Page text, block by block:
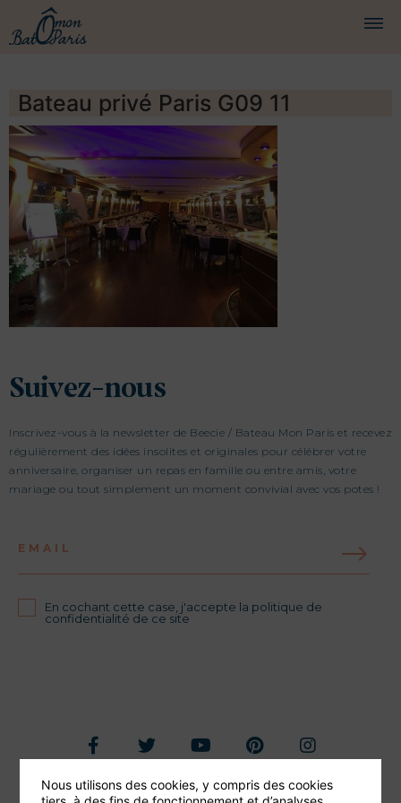
BATEAUX
CROISIÈRES
PRESTATIONS
ÉQUIPAGE
PRESSE
Bateau privé Paris G09 11
Suivez-nous
Inscrivez-vous à la newsletter de Beecie / Bateau Mon Paris et recevez
régulièrement des idées insolites et originales pour célébrer votre
anniversaire, organiser un repas en famille ou entre amis, votre
mariage ou tout simplement un moment convivial avec vos potes !
EMAIL
En cochant cette case, j'accepte la politique de
confidentialité de ce site
Foire aux questions
Nous utilisons des cookies, y compris des cookies